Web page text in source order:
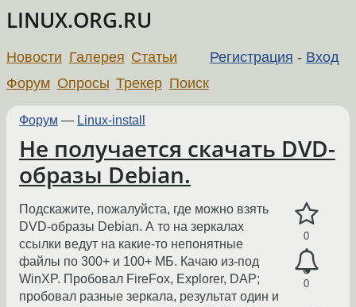
LINUX.ORG.RU
Регистрация - Вход
Новости Галерея Статьи
Форум Опросы Трекер Поиск
Форум — Linux-install
Не получается скачать DVD-
образы Debian.
0
0
Подскажите, пожалуйста, где можно взять
DVD-образы Debian. А то на зеркалах
ссылки ведут на какие-то непонятные
файлы по 300+ и 100+ МБ. Качаю из-под
WinXP. Пробовал FireFox, Explorer, DAP;
пробовал разные зеркала, результат один и